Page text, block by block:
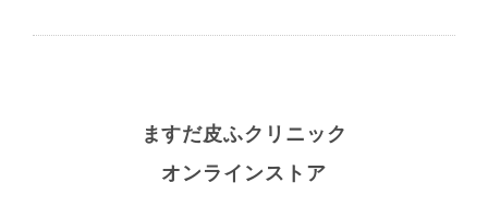
ますだ皮ふクリニック
オンラインストア